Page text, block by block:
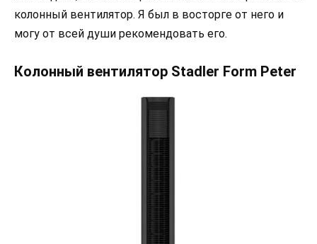
колонный вентилятор. Я был в восторге от него и
могу от всей души рекомендовать его.
Колонный вентилятор Stadler Form Peter